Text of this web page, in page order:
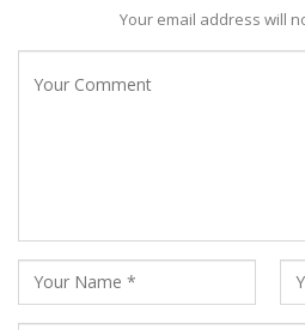
Your email address will